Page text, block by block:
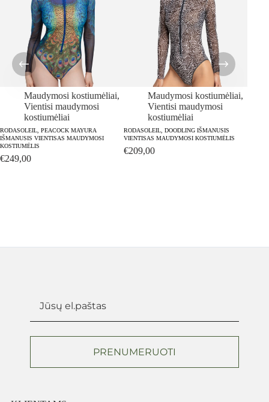
Maudymosi kostiumėliai,
Vientisi maudymosi
kostiumėliai
RODASOLEIL, PEACOCK MAYURA
IŠMANUSIS VIENTISAS MAUDYMOSI
KOSTIUMĖLIS
€249,00
Maudymosi kostiumėliai,
Vientisi maudymosi
kostiumėliai
RODASOLEIL, DOODLING IŠMANUSIS
VIENTISAS MAUDYMOSI KOSTIUMĖLIS
€209,00
PRENUMERUOTI